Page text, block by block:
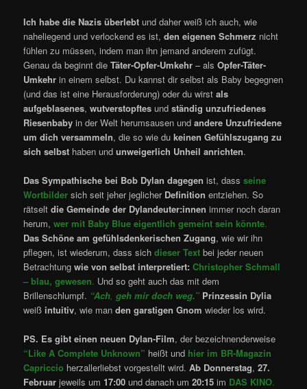
Ich habe die Nazis überlebt und daher weiß ich auch, wie
naheliegend und verlockend es ist,den eigenen Schmerz nicht
fühlen zu müssen, indem man ihn jemand anderem zufügt.
Genau da beginnt dieTäter-Opfer-Umkehr – alsOpfer-Täter-
Umkehr in einem selbst. Du kannst dir selbst als Baby begegnen
(und das ist eine Herausforderung) oder du wirstals
aufgeblasenes,wutverstopftes undständig unzufriedenes
Riesenbaby in der Welt herumsausen undandere Unzufriedene
um dich versammeln, die so wie dukeinen Gefühlszugang zu
sich selbst haben undunweigerlich Unheil anrichten.
Das Sympathische bei Bob Dylan dagegen ist, dassseine
Wortbilder sich seit jeher jeglicher Definition entziehen. So
rätseltdie Gemeinde der Dylandeuter:innen immer noch daran
herum,wer mit Baby Blue eigentlich gemeint sein könnte.
Das Schöne am gefühlsdenkerischen Zugang, wie wir ihn
pflegen, ist wiederum, dass sichdieser Text bei jeder neuen
Betrachtungwie von selbst interpretiert: Christopher Schmall
– blau, gewesen. Und so geht auch das mit dem
Brillenschlumpf. “Ach,geh mir doch weg.” Prinzessin Dylia
weiß intuitiv, wie manden garstigen Gnom wieder los wird.
PS. Es gibt einen neuen Dylan-Film, der bezeichnenderweise
“Like A Complete Unknown” heißt und hier im BR-Magazin
Capriccio herzallerliebst vorgestellt wird.Ab Donnerstag,27.
Februar jeweils um 17:00 und danach um20:15 im DAS KINO.